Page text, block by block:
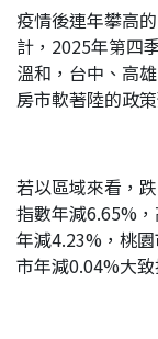
疫情後連年攀高
計，2025年第四
溫和，台中、高
房市軟著陸的政
若以區域來看，
指數年減6.65%
年減4.23%，桃
市年減0.04%大